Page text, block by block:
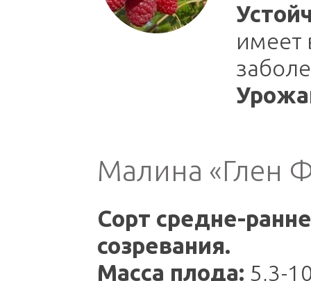
имеет
Малина «Глен
Сорт средне-
созревания.
Масса плода: 5,3-